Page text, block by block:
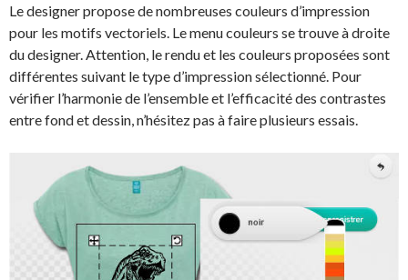
Le designer propose de nombreuses couleurs d’impression
pour les motifs vectoriels. Le menu couleurs se trouve à droite
du designer. Attention, le rendu et les couleurs proposées sont
différentes suivant le type d’impression sélectionné. Pour
vérifier l’harmonie de l’ensemble et l’efficacité des contrastes
entre fond et dessin, n’hésitez pas à faire plusieurs essais.